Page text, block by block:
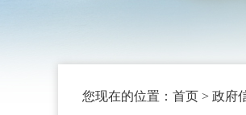
您现在的位置： 首页 > 政府